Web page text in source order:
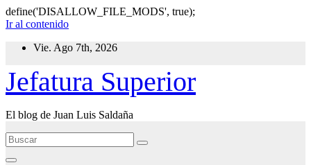
define('DISALLOW_FILE_MODS', true);
Ir al contenido
Vie. Ago 7th, 2026
Jefatura Superior
El blog de Juan Luis Saldaña